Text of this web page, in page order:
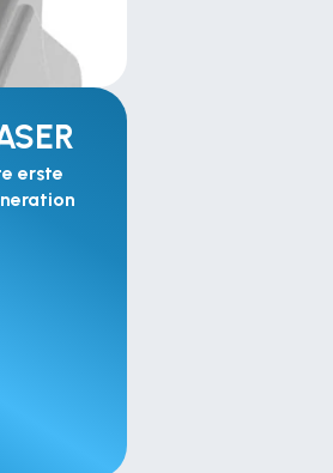
erste